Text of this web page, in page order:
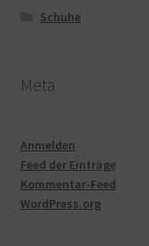
Schuhe
Meta
Anmelden
Feed der Einträge
Kommentar-Feed
WordPress.org